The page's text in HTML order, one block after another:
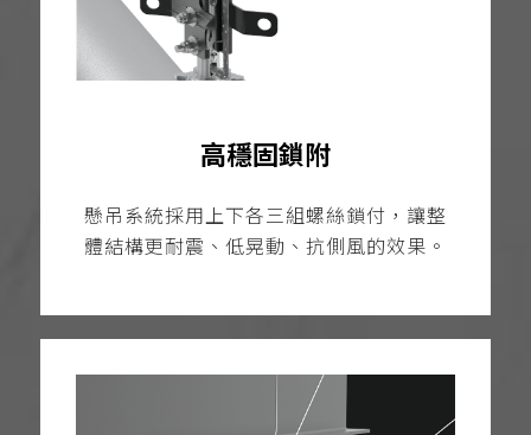
高穩固鎖附
懸吊系統採用上下各三組螺絲鎖付，讓整
體結構更耐震、低晃動、抗側風的效果。